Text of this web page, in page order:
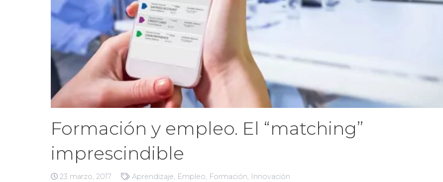
Formación y empleo. El “matching”
imprescindible
23 marzo, 2017 Aprendizaje, Empleo, Formación, Innovación